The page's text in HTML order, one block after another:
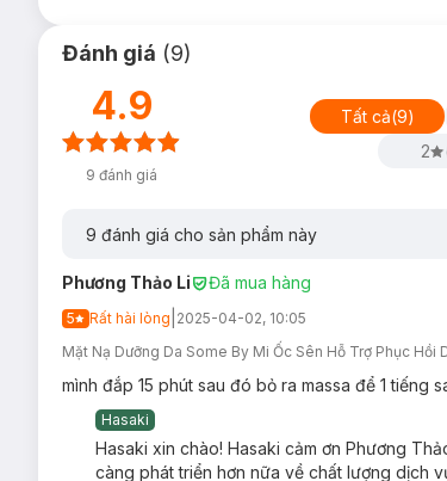
Mặt Nạ Dưỡng Da Some By Mi Lô Hội
Đối tượng sử dụng Mặt Nạ Dưỡng Da
Da khô, thiếu ẩm - thiếu nước.
Da nhạy cảm - kích ứng.
2. Mặt Nạ Dưỡng Da Some By Mi
Mặt Nạ Dưỡng Da Some By Mi Real Cica
kích ứng do các yếu tố đến từ môi trường bên
Chiết xuất Rau Má giúp làm dịu làn da bị tổn
Đánh giá (9)
4.9
9 đánh giá
Tất cả(9)
2
9 đánh giá cho sản phẩm này
Phương Thảo Li Đã mua hàng
5 Rất hài lòng 2025-04-02, 10:05
Mặt Nạ Dưỡng Da Some By Mi Ốc Sên Hỗ Trợ Phục Hồi
mình đắp 15 phút sau đó bỏ ra massa để 1 tiếng
Hasaki
Hasaki xin chào! Hasaki cảm ơn Phương
càng phát triển hơn nữa về chất lượng dịch